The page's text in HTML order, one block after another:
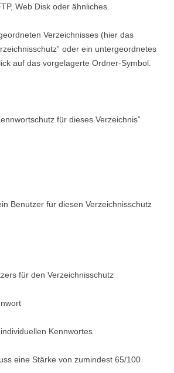
Web Disk oder ähnliches.
Verzeichnisses (hier das
oder ein untergeordnetes
auf das vorgelagerte Ordner-Symbol.
für dieses Verzeichnis”
Benutzer für diesen Verzeichnisschutz
für den Verzeichnisschutz
Kennwortes
eine Stärke von zumindest 65/100